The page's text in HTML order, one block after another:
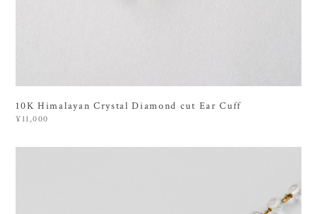
10K Himalayan Crystal Diamond cut Ear Cuff
¥11,000